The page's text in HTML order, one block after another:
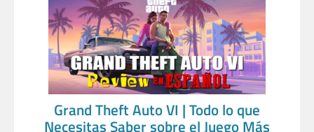
Grand Theft Auto VI | Todo lo que
Necesitas Saber sobre el Juego Más